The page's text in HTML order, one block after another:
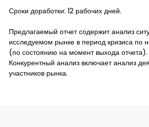
Сроки доработки: 12 рабочих дней.
Предлагаемый отчет содержит анализ
исследуемом рынке в период кризиса по
(по состоянию на момент выхода отчета).
Конкурентный анализ включает анализ
участников рынка.